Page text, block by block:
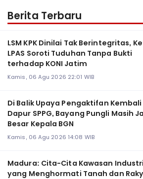
Berita Terbaru
LSM KPK Dinilai Tak Berintegritas,
LPAS Soroti Tuduhan Tanpa Bukti
terhadap KONI Jatim
Kamis, 06 Agu 2026 22:01 WIB
Di Balik Upaya Pengaktifan Kembali
Dapur SPPG, Bayang Pungli Masih
Besar Kepala BGN
Kamis, 06 Agu 2026 14:08 WIB
Madura: Cita-Cita Kawasan Industri
yang Menghormati Tanah dan